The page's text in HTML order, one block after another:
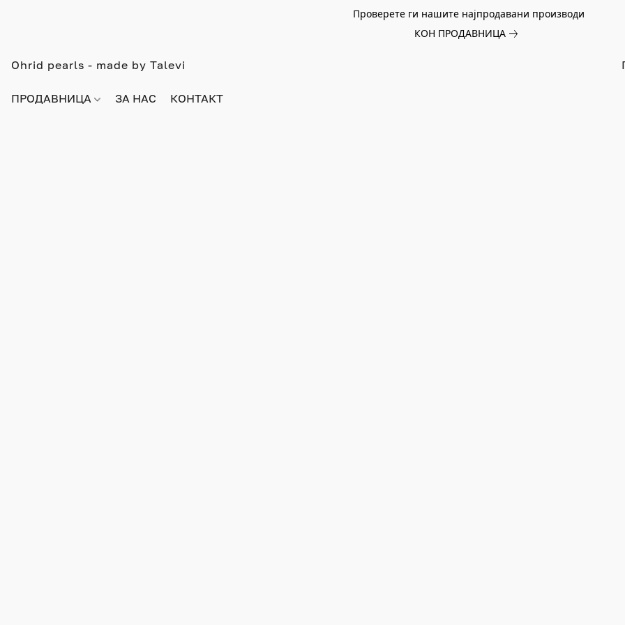
Проверете ги нашите најпродавани производи
КОН ПРОДАВНИЦА
Ohrid pearls - made by Talevi
ПРОДАВНИЦА ЗА НАС КОНТАКТ